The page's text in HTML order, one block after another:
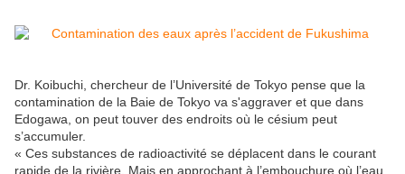
Dr. Koibuchi, chercheur de l’Université de Tokyo pense que la
contamination de la Baie de Tokyo va s'aggraver et que dans
Edogawa, on peut touver des endroits où le césium peut
s’accumuler.
« Ces substances de radioactivité se déplacent dans le courant
rapide de la rivière. Mais en approchant à l’embouchure où l’eau